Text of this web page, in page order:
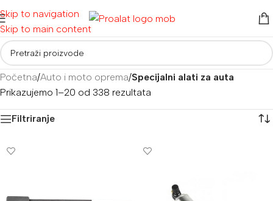
Skip to navigation
Skip to main content
Početna/Auto i moto oprema/Specijalni alati za auta
Prikazujemo 1–20 od 338 rezultata
Filtriranje